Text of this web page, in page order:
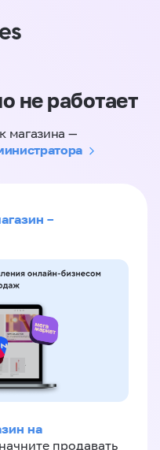
не работает
магазина —
–
на
продавать